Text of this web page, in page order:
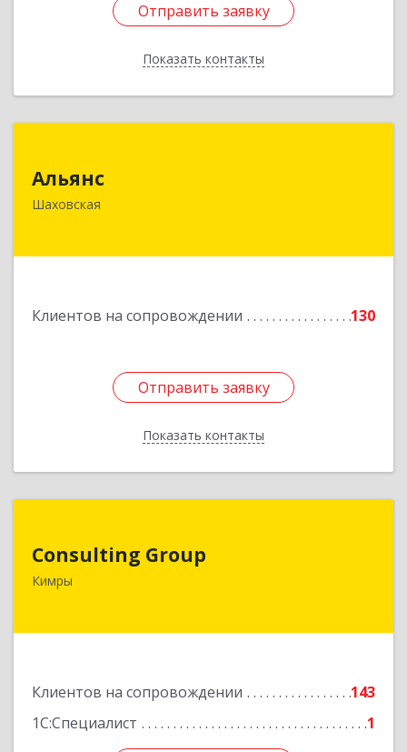
Отправить заявку
Показать контакты
Отправить заявку
Назад
Альянс
Шаховская
Клиентов на сопровождении 130
Отправить заявку
Показать контакты
рп.Шаховская, ул.1-я Советская, дом № 44
Подробнее
Отправить заявку
Назад
Consulting Group
Кимры
Клиентов на сопровождении
143
1С:Специалист
1
171507, Тверская обл, Кимры г, Малая Садовая
Подробнее